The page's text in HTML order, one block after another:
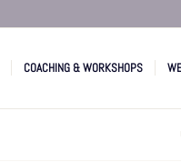
COACHING & WORKSHOPS